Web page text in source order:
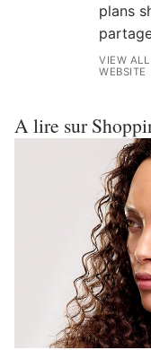
plans
VIEW
WEBSITE
A lire sur